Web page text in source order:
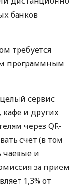
банков
требуется
программным
сервис
кафе и других
через QR-
счет (в том
чаевые и
за прием
1,3% от